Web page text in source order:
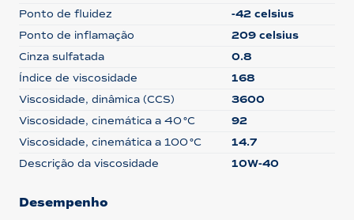
Ponto de fluidez
-42 celsius
Ponto de inflamação
209 celsius
Cinza sulfatada
0.8
Índice de viscosidade
168
Viscosidade, dinâmica (CCS)
3600
Viscosidade, cinemática a 40 °C
92
Viscosidade, cinemática a 100 °C
14.7
Descrição da viscosidade
10W-40
Desempenho